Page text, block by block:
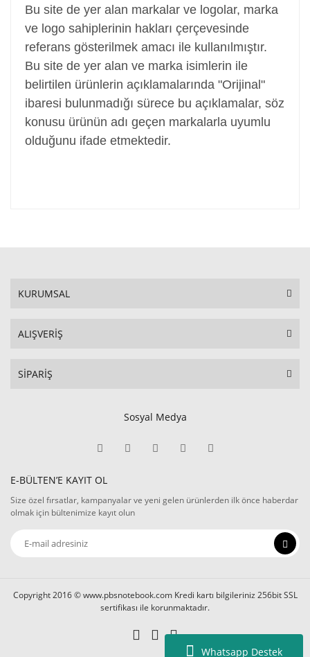
Whatsapp Destek
Bu site de yer alan markalar ve logolar, marka
ve logo sahiplerinin hakları çerçevesinde
referans gösterilmek amacı ile kullanılmıştır.
Bu site de yer alan ve marka isimlerin ile
belirtilen ürünlerin açıklamalarında "Orijinal"
ibaresi bulunmadığı sürece bu açıklamalar, söz
konusu ürünün adı geçen markalarla uyumlu
olduğunu ifade etmektedir.
KURUMSAL
ALIŞVERİŞ
SİPARİŞ
Sosyal Medya
E-BÜLTEN’E KAYIT OL
Size özel fırsatlar, kampanyalar ve yeni gelen ürünlerden ilk önce haberdar
olmak için bültenimize kayıt olun
Copyright 2016 © www.pbsnotebook.com Kredi kartı bilgileriniz 256bit SSL
sertifikası ile korunmaktadır.